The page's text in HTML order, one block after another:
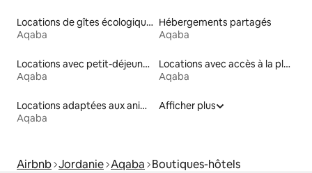
Locations de gîtes écologiques
Aqaba
Hébergements partagés
Aqaba
Locations avec petit-déjeuner
Aqaba
Locations avec accès à la plage
Aqaba
Locations adaptées aux animaux
Aqaba
Afficher plus
Airbnb Jordanie Aqaba Boutiques-hôtels